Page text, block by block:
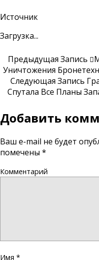
Источник
Загрузка...
Предыдущая Запись
Уничтожения
Следующая Запись
Спутала Все Планы
Добавить
Ваш e-mail не будет
помечены *
Комментарий
Имя *